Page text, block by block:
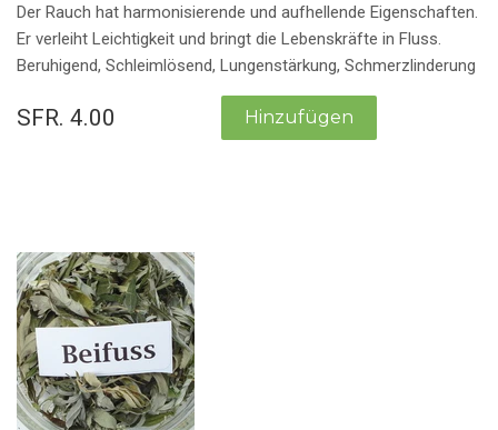
Der Rauch hat harmonisierende und aufhellende Eigenschaften.
Er verleiht Leichtigkeit und bringt die Lebenskräfte in Fluss.
Beruhigend, Schleimlösend, Lungenstärkung, Schmerzlinderung
SFR. 4.00